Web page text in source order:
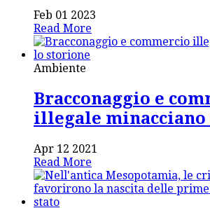
Feb 01 2023
Read More
Ambiente
Bracconaggio e
illegale
Apr 12 2021
Read More